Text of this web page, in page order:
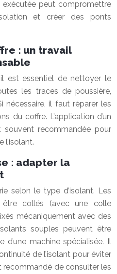
exécutée peut compromettre
et créer des ponts
: un travail
est essentiel de nettoyer le
les traces de poussière,
nécessaire, il faut réparer les
du coffre. L’application d’un
souvent recommandée pour
l’isolant.
: adapter la
selon le type d’isolant. Les
être collés (avec une colle
mécaniquement avec des
souples peuvent être
d’une machine spécialisée. Il
de l’isolant pour éviter
recommandé de consulter les